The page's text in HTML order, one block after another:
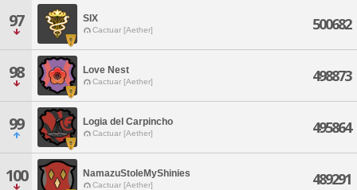
97 SIX
Cactuar [Aether] 500682
98 Love Nest
Cactuar [Aether] 498873
99 Logia del Carpincho
Cactuar [Aether] 495864
100 NamazuStoleMyShinies
Cactuar [Aether] 489291